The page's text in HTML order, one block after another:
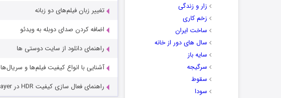
زار و زندگی
زخم کاری
ساخت ایران
سال های دور از خانه
سایه باز
سرگیجه
سقوط
سودا
تغییر زبان فیلم‌های دو زبانه
اضافه کردن صدای دوبله به ویدئو
راهنمای دانلود از سایت دوستی ها
آشنایی با انواع کیفیت فیلم‌ها و سریال‌ها
راهنمای فعال سازی کیفیت HDR در PotPlayer